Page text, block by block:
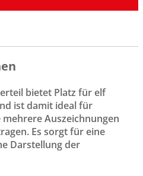
bietet Platz für elf
ist damit ideal für
Auszeichnungen
Es sorgt für eine
Darstellung der